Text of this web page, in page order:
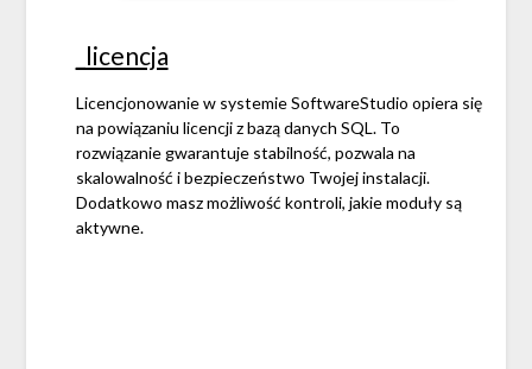
_licencja
Licencjonowanie w systemie SoftwareStudio opiera się
na powiązaniu licencji z bazą danych SQL. To
rozwiązanie gwarantuje stabilność, pozwala na
skalowalność i bezpieczeństwo Twojej instalacji.
Dodatkowo masz możliwość kontroli, jakie moduły są
aktywne.